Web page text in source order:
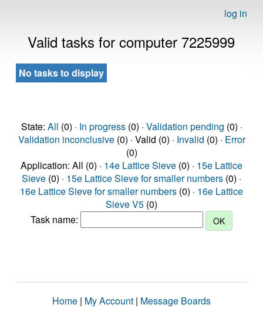
log in
Valid tasks for computer 7225999
No tasks to display
State: All (0) · In progress(0) · Validation pending (0) ·
Validation inconclusive(0) · Valid (0) · Invalid (0) · Error
(0)
Application: All (0) · 14e Lattice Sieve (0) · 15e Lattice
Sieve (0) · 15e Lattice Sieve for smaller numbers (0) ·
16e Lattice Sieve for smaller numbers (0) · 16e Lattice
Sieve V5 (0)
Task name:
Home | My Account | Message Boards